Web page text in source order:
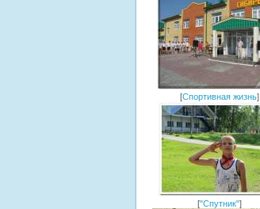
[Спортивная жизнь]
["Спутник"]